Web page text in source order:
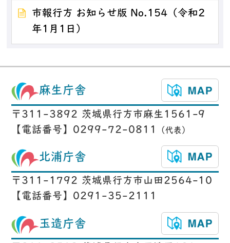
市報行方 お知らせ版 No.154（令和2
年1月1日）
麻生庁舎
〒311-3892 茨城県行方市麻生1561-9
【電話番号】0299-72-0811
（代表）
北浦庁舎
〒311-1792 茨城県行方市山田2564-10
【電話番号】0291-35-2111
玉造庁舎